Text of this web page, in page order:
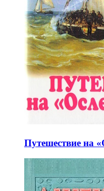
Путешествие на